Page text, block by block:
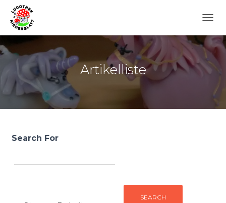
A
V
A
Artikelliste
Search For